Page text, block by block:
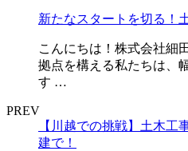
新たなスタートを切る！
こんにちは！株式会社細
拠点を構える私たちは、
す …
PREV
【川越での挑戦】土木工
建で！